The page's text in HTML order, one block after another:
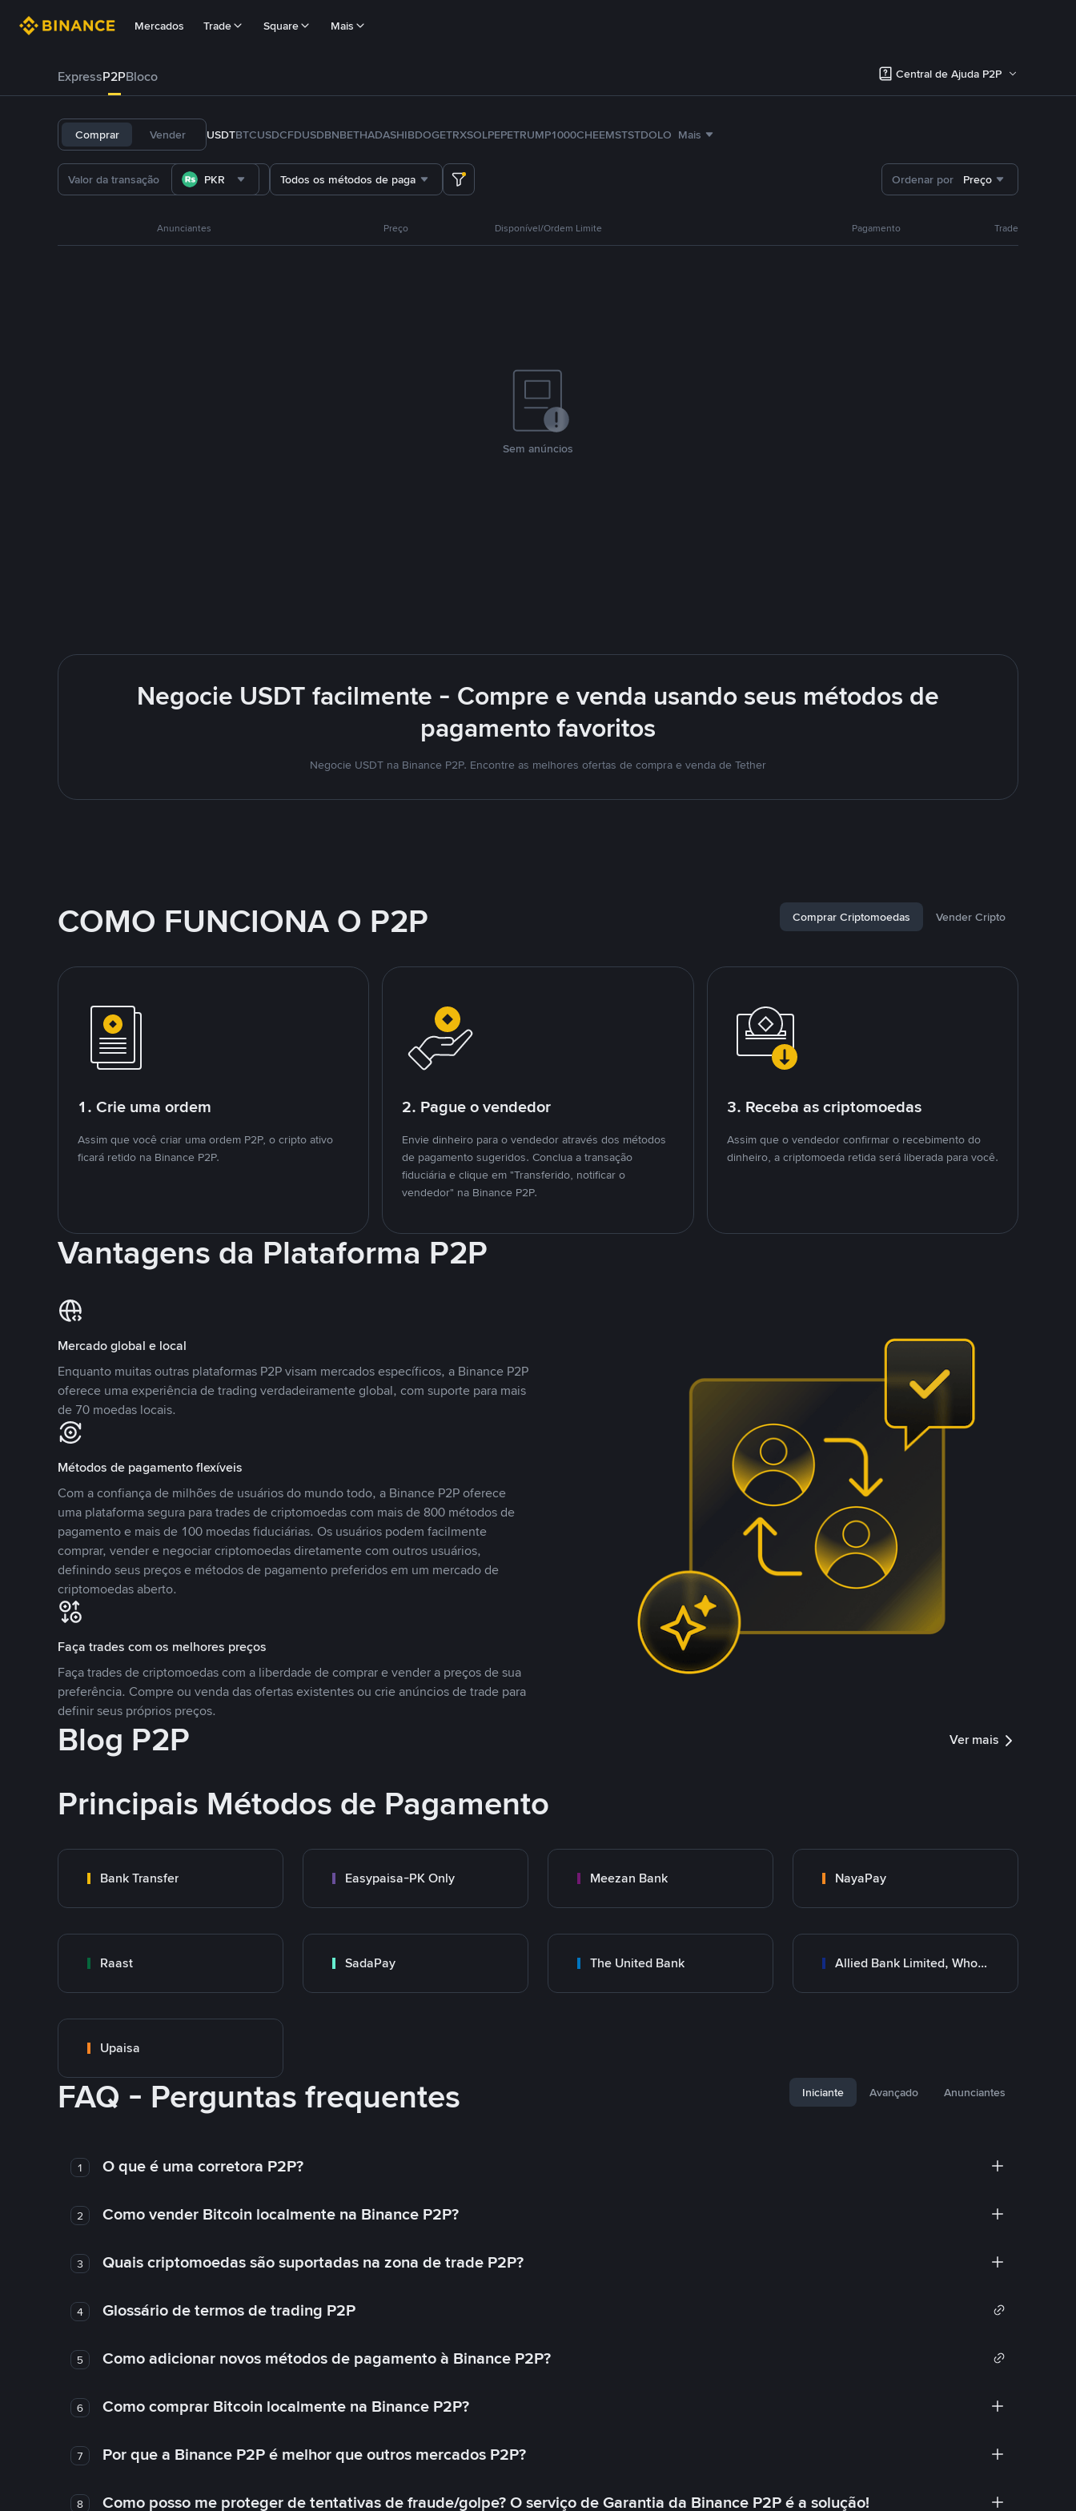
Mercados Trade Square Mais
ExpressP2PBloco Central de Ajuda P2P
Comprar Vender USDTBTCUSDCFDUSDBNBETHADASHIBDOGETRXSOLPEPETRUMP1000CHEEMSTSTDOLO Mais
PKR Todos os métodos de pagamento Ordenar por Preço
Anunciantes Preço Disponível/Ordem Limite Pagamento Trade
Sem anúncios
Negocie USDT facilmente - Compre e venda usando seus métodos de
pagamento favoritos
Negocie USDT na Binance P2P. Encontre as melhores ofertas de compra e venda de Tether
COMO FUNCIONA O P2P Comprar Criptomoedas Vender Cripto
1. Crie uma ordem
Assim que você criar uma ordem P2P, o cripto ativo
ficará retido na Binance P2P.
2. Pague o vendedor
Envie dinheiro para o vendedor através dos métodos
de pagamento sugeridos. Conclua a transação
fiduciária e clique em "Transferido, notificar o
vendedor" na Binance P2P.
3. Receba as criptomoedas
Assim que o vendedor confirmar o recebimento do
dinheiro, a criptomoeda retida será liberada para você.
Vantagens da Plataforma P2P
Mercado global e local
Enquanto muitas outras plataformas P2P visam mercados específicos, a Binance P2P
oferece uma experiência de trading verdadeiramente global, com suporte para mais
de 70 moedas locais.
Métodos de pagamento flexíveis
Com a confiança de milhões de usuários do mundo todo, a Binance P2P oferece
uma plataforma segura para trades de criptomoedas com mais de 800 métodos de
pagamento e mais de 100 moedas fiduciárias. Os usuários podem facilmente
comprar, vender e negociar criptomoedas diretamente com outros usuários,
definindo seus preços e métodos de pagamento preferidos em um mercado de
criptomoedas aberto.
Faça trades com os melhores preços
Faça trades de criptomoedas com a liberdade de comprar e vender a preços de sua
preferência. Compre ou venda das ofertas existentes ou crie anúncios de trade para
definir seus próprios preços.
Blog P2P Ver mais
Principais Métodos de Pagamento
Bank Transfer Easypaisa-PK Only Meezan Bank NayaPay
Raast SadaPay The United Bank Allied Bank Limited, Wholesale Branch
Upaisa
FAQ - Perguntas frequentes Iniciante Avançado Anunciantes
1 O que é uma corretora P2P?
2 Como vender Bitcoin localmente na Binance P2P?
3 Quais criptomoedas são suportadas na zona de trade P2P?
4 Glossário de termos de trading P2P
5 Como adicionar novos métodos de pagamento à Binance P2P?
6 Como comprar Bitcoin localmente na Binance P2P?
7 Por que a Binance P2P é melhor que outros mercados P2P?
8 Como posso me proteger de tentativas de fraude/golpe? O serviço de Garantia da Binance P2P é a solução!